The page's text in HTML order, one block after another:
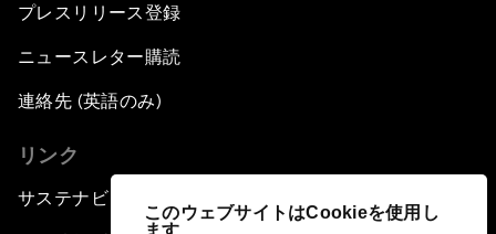
このウェブサイトはCookieを使用し
ます
プレスリリース登録
ニュースレター購読
連絡先 (英語のみ)
リンク
サステナビリティへの取り組み